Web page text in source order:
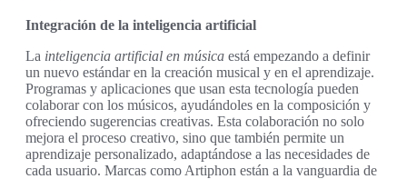
Integración de la inteligencia artificial
La inteligencia artificial en música está empezando a definir
un nuevo estándar en la creación musical y en el aprendizaje.
Programas y aplicaciones que usan esta tecnología pueden
colaborar con los músicos, ayudándoles en la composición y
ofreciendo sugerencias creativas. Esta colaboración no solo
mejora el proceso creativo, sino que también permite un
aprendizaje personalizado, adaptándose a las necesidades de
cada usuario. Marcas como Artiphon están a la vanguardia de